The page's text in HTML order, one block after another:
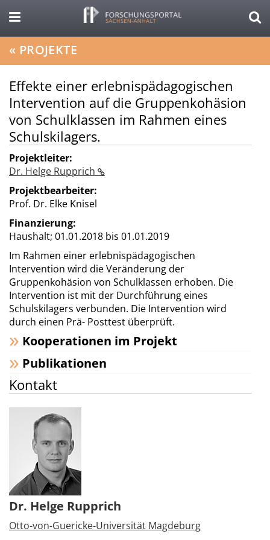
« PROJEKTE
Effekte einer erlebnispädagogischen
Intervention auf die Gruppenkohäsion
von Schulklassen im Rahmen eines
Schulskilagers.
Projektleiter:
Dr. Helge Rupprich
Projektbearbeiter:
Prof. Dr. Elke Knisel
Finanzierung:
Haushalt; 01.01.2018 bis 01.01.2019
Im Rahmen einer erlebnispädagogischen
Intervention wird die Veränderung der
Gruppenkohäsion von Schulklassen erhoben. Die
Intervention ist mit der Durchführung eines
Schulskilagers verbunden. Die Intervention wird
durch einen Prä- Posttest überprüft.
Kooperationen im Projekt
Publikationen
Kontakt
Dr. Helge Rupprich
Otto-von-Guericke-Universität Magdeburg